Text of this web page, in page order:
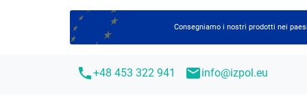
Consegniamo i nostri prodotti nei
call+48 453 322 941 mailinfo@izpol.eu